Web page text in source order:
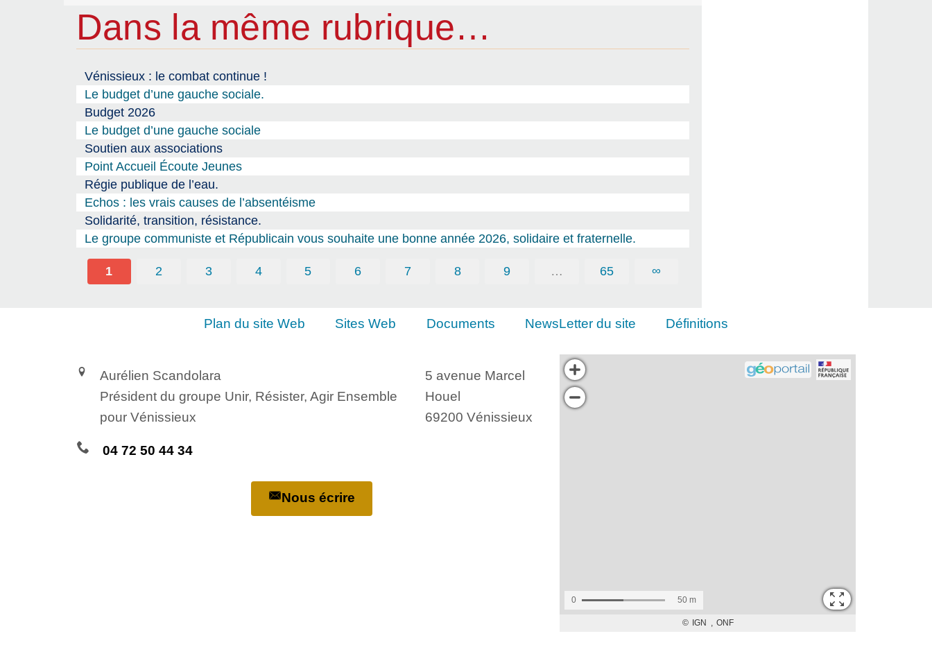
Dans la même rubrique…
Vénissieux : le combat continue !
Le budget d’une gauche sociale.
Budget 2026
Le budget d’une gauche sociale
Soutien aux associations
Point Accueil Écoute Jeunes
Régie publique de l’eau.
Echos : les vrais causes de l’absentéisme
Solidarité, transition, résistance.
Le groupe communiste et Républicain vous souhaite une bonne année 2026, solidaire et fraternelle.
1 2 3 4 5 6 7 8 9 … 65 ∞
Plan du site Web Sites Web Documents NewsLetter du site Définitions
Aurélien Scandolara
Président du groupe Unir, Résister, Agir Ensemble
pour Vénissieux
5 avenue Marcel
Houel
69200 Vénissieux
04 72 50 44 34
Nous écrire